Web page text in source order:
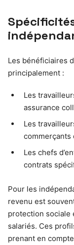
Les bénéficiaires
principalement :
Les
assurance
Les
commerçants
Les chefs
contrats
Pour les
revenu est
protection sociale
salariés. Ces
prenant en